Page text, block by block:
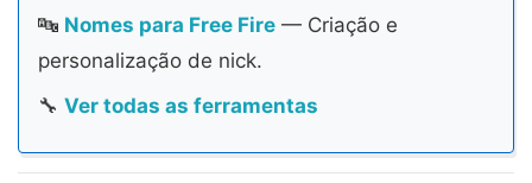
🔤 Nomes para Free Fire — Criação e
personalização de nick.
🔧 Ver todas as ferramentas